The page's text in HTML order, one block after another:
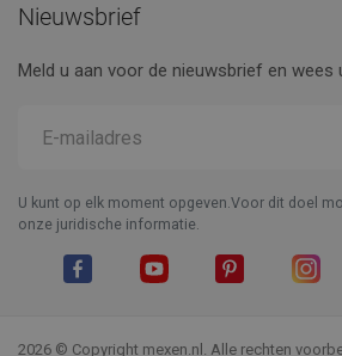
Nieuwsbrief
Meld u aan voor de nieuwsbrief en wees
U kunt op elk moment opgeven.Voor dit doel
onze juridische informatie.
2026 © Copyright mexen.nl. Alle rechten